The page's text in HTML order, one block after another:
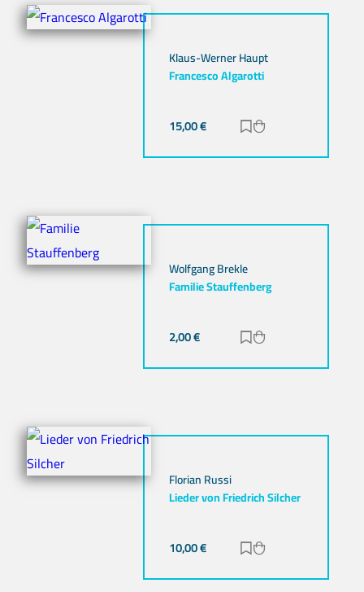
Klaus-Werner Haupt
Francesco Algarotti
15,00€ Zur Merkliste
Wolfgang Brekle
Familie Stauffenberg
2,00€ Zur Merkliste
Florian Russi
Lieder von Friedrich Silcher
10,00€ Zur Merkliste